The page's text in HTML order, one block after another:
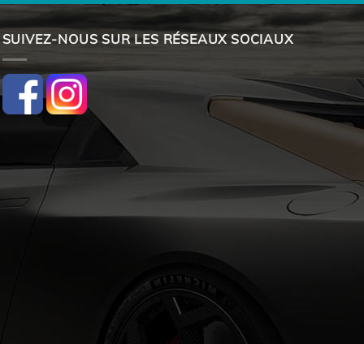
SUIVEZ-NOUS SUR LES RÉSEAUX SOCIAUX